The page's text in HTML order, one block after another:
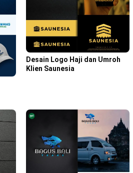
Desain Logo Haji dan Umroh
Klien Saunesia